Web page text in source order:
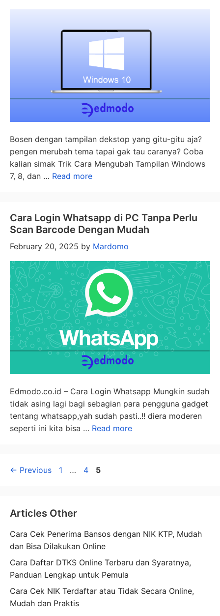
Bosen dengan tampilan dekstop yang gitu-gitu aja?
pengen merubah tema tapai gak tau caranya? Coba
kalian simak Trik Cara Mengubah Tampilan Windows
7, 8, dan … Read more
Cara Login Whatsapp di PC Tanpa Perlu
Scan Barcode Dengan Mudah
February 20, 2025 by Mardomo
Edmodo.co.id – Cara Login Whatsapp Mungkin sudah
tidak asing lagi bagi sebagian para pengguna gadget
tentang whatsapp,yah sudah pasti..!! diera moderen
seperti ini kita bisa … Read more
← Previous Page
1 … Page
4 Page
5
Articles Other
Cara Cek Penerima Bansos dengan NIK KTP, Mudah
dan Bisa Dilakukan Online
Cara Daftar DTKS Online Terbaru dan Syaratnya,
Panduan Lengkap untuk Pemula
Cara Cek NIK Terdaftar atau Tidak Secara Online,
Mudah dan Praktis